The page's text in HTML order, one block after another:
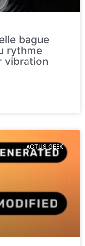
bague
rythme
vibration
ACTUS GEEK